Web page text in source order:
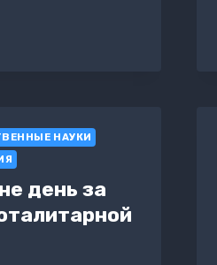
НАУКИ
день за